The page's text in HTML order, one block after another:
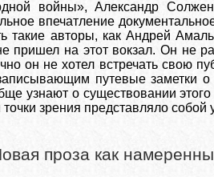
войны», Александр
впечатление
такие авторы, как Андрей
на этот вокзал. Он не
он не хотел встречать свою
путевые заметки
узнают о существовании
зрения представляло собой
проза как